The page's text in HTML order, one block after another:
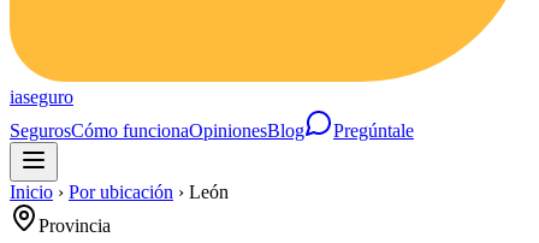
iaseguro
SegurosCómo funcionaOpinionesBlog Pregúntale
Inicio › Por ubicación › León
Provincia